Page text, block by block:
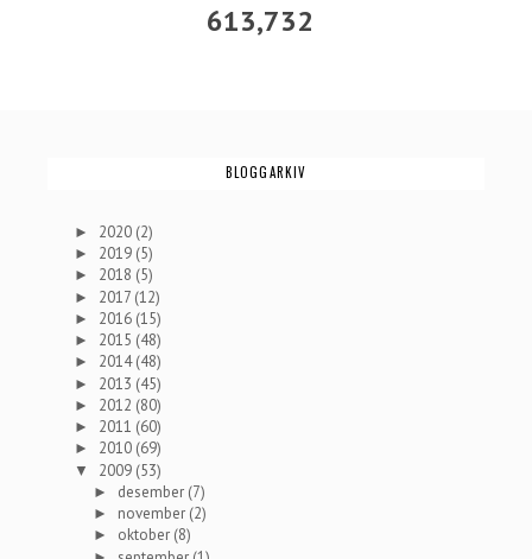
613,732
BLOGGARKIV
► 2020 (2)
► 2019 (5)
► 2018 (5)
► 2017 (12)
► 2016 (15)
► 2015 (48)
► 2014(48)
► 2013 (45)
► 2012 (80)
► 2011 (60)
► 2010 (69)
▼ 2009 (53)
► desember (7)
► november (2)
► oktober (8)